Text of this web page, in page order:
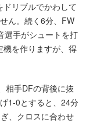
リブルでかわして
ん。続く6分、FW
選手がシュートを打
機を作りますが、得
相手DFの背後に抜
1-0とすると、24分
、クロスに合わせ